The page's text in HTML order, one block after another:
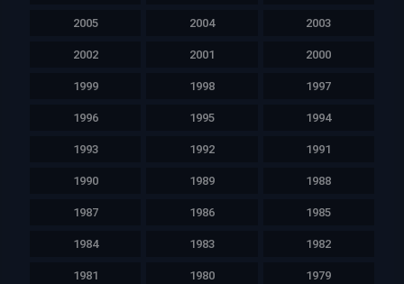
2005 2004 2003
2002 2001 2000
1999 1998 1997
1996 1995 1994
1993 1992 1991
1990 1989 1988
1987 1986 1985
1984 1983 1982
1981 1980 1979